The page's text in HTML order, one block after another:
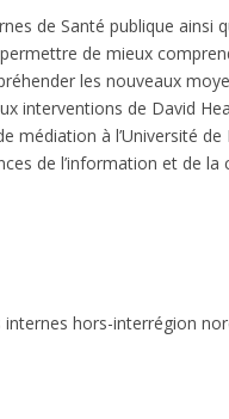
de Santé publique
de mieux
les nouveaux
interventions de David
médiation à l’Université
de l’information et de
hors-interrégion